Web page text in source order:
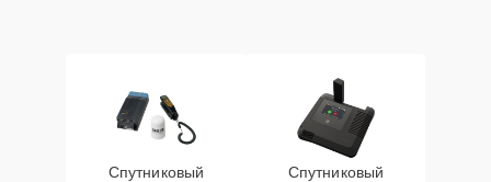
Спутниковый
Спутниковый